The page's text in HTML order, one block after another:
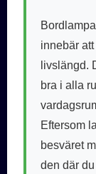
innebär
livslängd.
bra i alla
Eftersom
besväret
den där